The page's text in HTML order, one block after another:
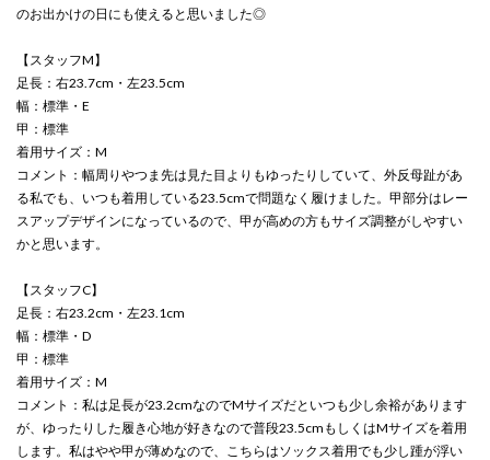
のお出かけの日にも使えると思いました◎
【スタッフM】
足長：右23.7cm・左23.5cm
幅：標準・E
甲：標準
着用サイズ：M
コメント：幅周りやつま先は見た目よりもゆったりしていて、外反母趾があ
る私でも、いつも着用している23.5cmで問題なく履けました。甲部分はレー
スアップデザインになっているので、甲が高めの方もサイズ調整がしやすい
かと思います。
【スタッフC】
足長：右23.2cm・左23.1cm
幅：標準・D
甲：標準
着用サイズ：M
コメント：私は足長が23.2cmなのでMサイズだといつも少し余裕があります
が、ゆったりした履き心地が好きなので普段23.5cmもしくはMサイズを着用
します。私はやや甲が薄めなので、こちらはソックス着用でも少し踵が浮い